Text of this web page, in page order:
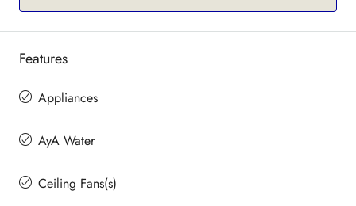
Features
Appliances
AyA Water
Ceiling Fans(s)